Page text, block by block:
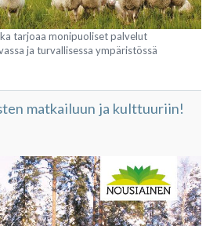
tarjoaa monipuoliset palvelut
ja turvallisessa ympäristössä
matkailuun ja kulttuuriin!